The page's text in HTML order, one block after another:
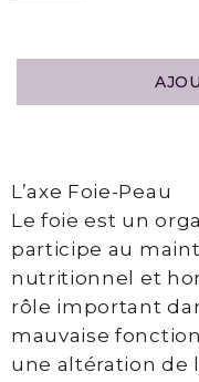
L’axe Foie-Peau
Le foie est un
participe au
nutritionnel et
rôle important
mauvaise
une altération de
Livraison
Mon
SERVICES
Épilation
laser